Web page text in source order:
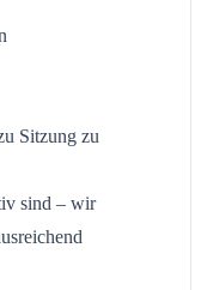
Sitzung zu
sind – wir